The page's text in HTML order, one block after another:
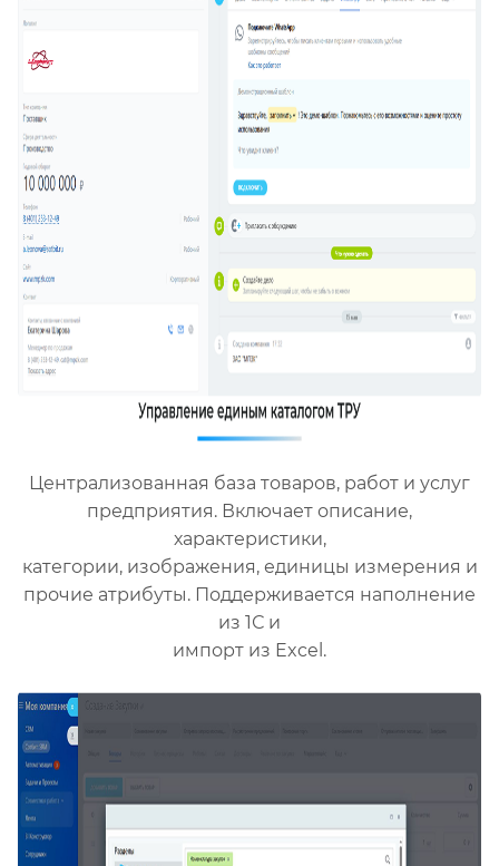
Централизованная база товаров, работ и услуг
предприятия. Включает описание,
характеристики,
категории, изображения, единицы измерения и
прочие атрибуты. Поддерживается наполнение
из 1С и
импорт из Excel.